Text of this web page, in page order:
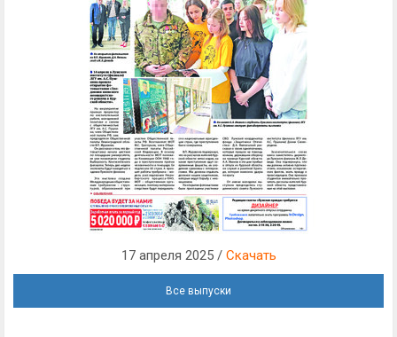
17 апреля 2025 / Скачать
Все выпуски